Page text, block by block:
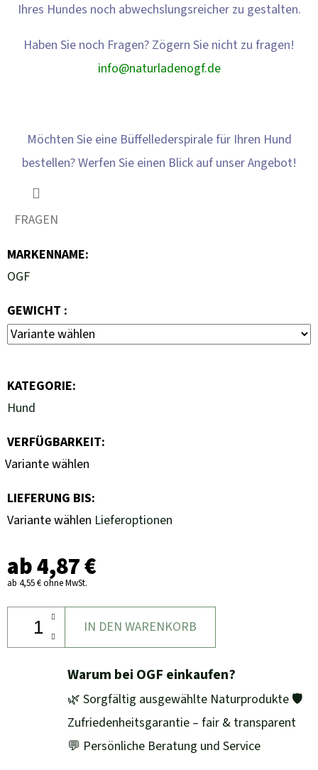
Ihres Hundes noch abwechslungsreicher zu gestalten.
Haben Sie noch Fragen? Zögern Sie nicht zu fragen!
info@naturladenogf.de
Möchten Sie eine Büffellederspirale für Ihren Hund
bestellen? Werfen Sie einen Blick auf unser Angebot!
FRAGEN
MARKENNAME:
OGF
GEWICHT :
KATEGORIE:
Hund
VERFÜGBARKEIT:
Variante wählen
LIEFERUNG BIS:
Variante wählen Lieferoptionen
ab4,87 €
ab 4,55 €ohne MwSt.
IN DEN WARENKORB
Warum bei OGF einkaufen?
🌿 Sorgfältig ausgewählte Naturprodukte 🛡️
Zufriedenheitsgarantie – fair & transparent
💬 Persönliche Beratung und Service